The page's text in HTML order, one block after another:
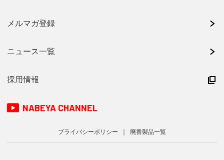
メルマガ登録
ニュース一覧
採用情報
NABEYA CHANNEL
プライバシーポリシー 廃番製品一覧